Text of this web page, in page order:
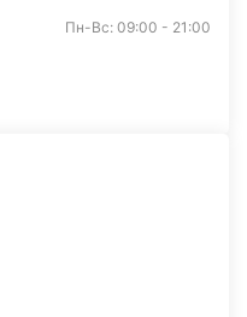
Пн-Вс: 09:00 - 21:00